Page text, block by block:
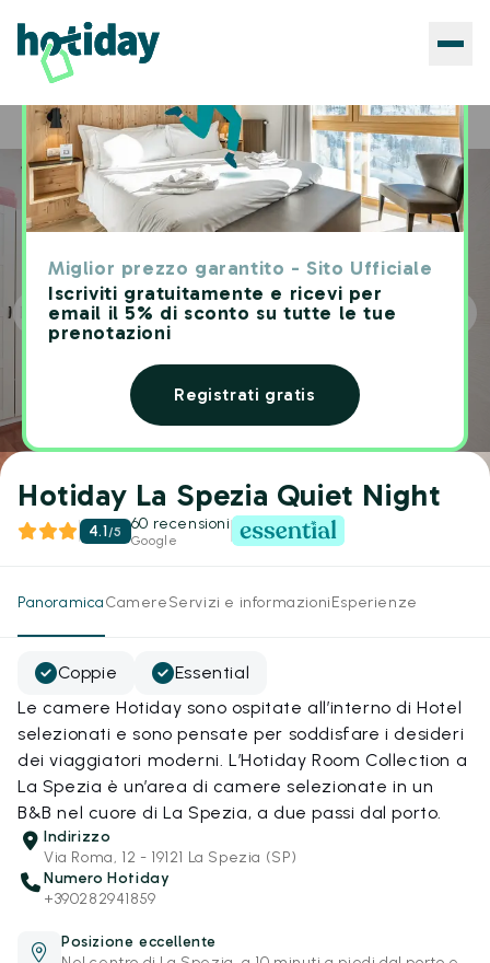
Miglior prezzo garantito - Sito Ufficiale
Iscriviti gratuitamente e ricevi per
email il 5% di sconto su tutte le tue
prenotazioni
Registrati gratis
Home Hotels Hotiday La Spezia Quiet Night
Hotiday La Spezia Quiet Night
4.1/5 60 recensioni
Google
PanoramicaCamereServizi e informazioniEsperienze
Coppie
Essential
Le camere Hotiday sono ospitate all’interno di Hotel
selezionati e sono pensate per soddisfare i desideri
dei viaggiatori moderni. L’Hotiday Room Collection a
La Spezia è un’area di camere selezionate in un
B&B nel cuore di La Spezia, a due passi dal porto.
Indirizzo
Via Roma, 12 - 19121 La Spezia (SP)
Numero Hotiday
+390282941859
Posizione eccellente